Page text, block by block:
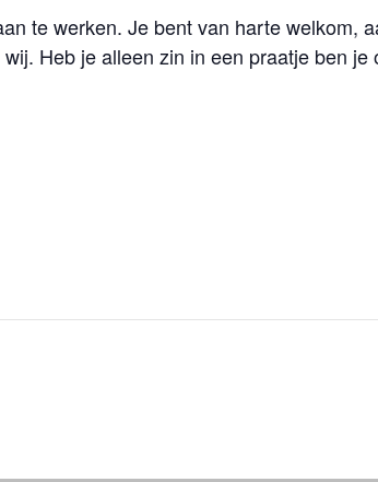
te werken. Je bent van harte welkom,
Heb je alleen zin in een praatje ben je